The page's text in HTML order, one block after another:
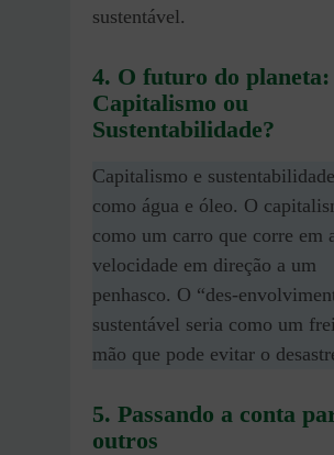
sustentável.
4. O futuro do planeta:
Capitalismo ou
Sustentabilidade?
Capitalismo e
como água e óleo. O
como um carro que corre em
velocidade em direção a um
penhasco. O “des-
sustentável seria como um
mão que pode evitar o
5. Passando a conta
outros